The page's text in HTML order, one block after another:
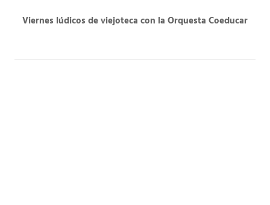
Viernes lúdicos de viejoteca con la Orquesta Coeducar